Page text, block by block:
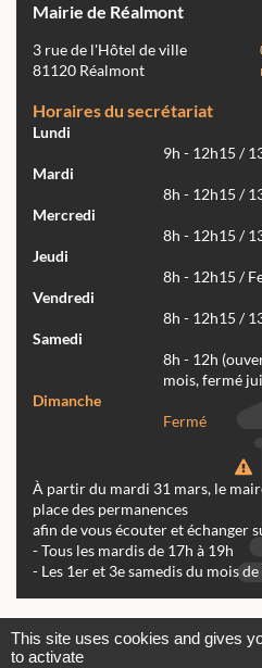
Mairie de Réalmont
3 rue de l'Hôtel de ville
81120 Réalmont
Horaires du secrétariat
Lundi
9h - 12h15 /
Mardi
8h - 12h15 /
Mercredi
8h - 12h15 /
Jeudi
8h - 12h15 /
Vendredi
8h - 12h15 /
Samedi
8h - 12h
mois, fermé
Dimanche
Fermé
À partir du mardi 31 mars, le
place des permanences
afin de vous écouter et échanger
- Tous les mardis de 17h à 19h
- Les 1er et 3e samedis du mois
This site uses cookies and gives
to activate